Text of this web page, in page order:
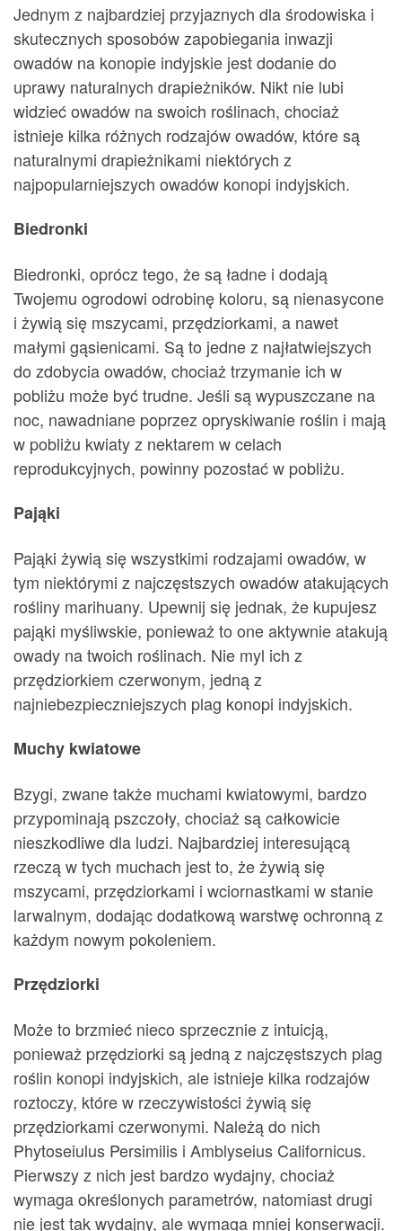
Jednym z najbardziej przyjaznych dla środowiska i
skutecznych sposobów zapobiegania inwazji
owadów na konopie indyjskie jest dodanie do
uprawy naturalnych drapieżników. Nikt nie lubi
widzieć owadów na swoich roślinach, chociaż
istnieje kilka różnych rodzajów owadów, które są
naturalnymi drapieżnikami niektórych z
najpopularniejszych owadów konopi indyjskich.
Biedronki
Biedronki, oprócz tego, że są ładne i dodają
Twojemu ogrodowi odrobinę koloru, są nienasycone
i żywią się mszycami, przędziorkami, a nawet
małymi gąsienicami. Są to jedne z najłatwiejszych
do zdobycia owadów, chociaż trzymanie ich w
pobliżu może być trudne. Jeśli są wypuszczane na
noc, nawadniane poprzez opryskiwanie roślin i mają
w pobliżu kwiaty z nektarem w celach
reprodukcyjnych, powinny pozostać w pobliżu.
Pająki
Pająki żywią się wszystkimi rodzajami owadów, w
tym niektórymi z najczęstszych owadów atakujących
rośliny marihuany. Upewnij się jednak, że kupujesz
pająki myśliwskie, ponieważ to one aktywnie atakują
owady na twoich roślinach. Nie myl ich z
przędziorkiem czerwonym, jedną z
najniebezpieczniejszych plag konopi indyjskich.
Muchy kwiatowe
Bzygi, zwane także muchami kwiatowymi, bardzo
przypominają pszczoły, chociaż są całkowicie
nieszkodliwe dla ludzi. Najbardziej interesującą
rzeczą w tych muchach jest to, że żywią się
mszycami, przędziorkami i wciornastkami w stanie
larwalnym, dodając dodatkową warstwę ochronną z
każdym nowym pokoleniem.
Przędziorki
Może to brzmieć nieco sprzecznie z intuicją,
ponieważ przędziorki są jedną z najczęstszych plag
roślin konopi indyjskich, ale istnieje kilka rodzajów
roztoczy, które w rzeczywistości żywią się
przędziorkami czerwonymi. Należą do nich
Phytoseiulus Persimilis i Amblyseius Californicus.
Pierwszy z nich jest bardzo wydajny, chociaż
wymaga określonych parametrów, natomiast drugi
nie jest tak wydajny, ale wymaga mniej konserwacji.